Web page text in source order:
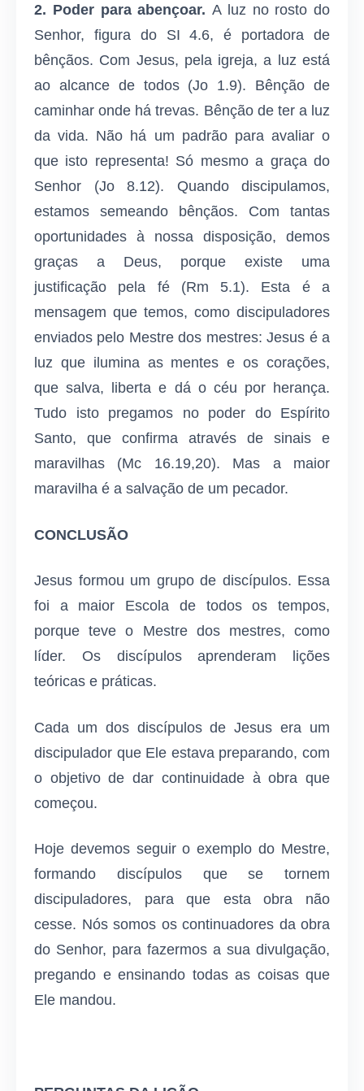
2. Poder para abençoar. A luz no rosto do
Senhor, figura do SI 4.6, é portadora de
bênçãos. Com Jesus, pela igreja, a luz está
ao alcance de todos (Jo 1.9). Bênção de
caminhar onde há trevas. Bênção de ter a luz
da vida. Não há um padrão para avaliar o
que isto representa! Só mesmo a graça do
Senhor (Jo 8.12). Quando discipulamos,
estamos se­meando bênçãos. Com tantas
oportunidades à nossa disposição, de­mos
graças a Deus, porque existe uma
justificação pela fé (Rm 5.1). Esta é a
mensagem que temos, como discipuladores
enviados pelo Mestre dos mestres: Jesus é a
luz que ilumina as mentes e os corações,
que salva, liberta e dá o céu por herança.
Tudo isto pregamos no poder do Espírito
Santo, que confirma através de sinais e
maravilhas (Mc 16.19,20). Mas a maior
maravilha é a salvação de um pecador.
CONCLUSÃO
Jesus formou um grupo de discípulos. Essa
foi a maior Escola de todos os tempos,
porque teve o Mestre dos mestres, como
líder. Os discí­pulos aprenderam lições
teóricas e práticas.
Cada um dos discípulos de Jesus era um
discipulador que Ele esta­va preparando, com
o objetivo de dar continuidade à obra que
começou.
Hoje devemos seguir o exemplo do Mestre,
formando discípulos que se tornem
discipuladores, para que esta obra não
cesse. Nós somos os continuadores da obra
do Senhor, para fazermos a sua divulgação,
pregando e ensinando todas as coisas que
Ele mandou.